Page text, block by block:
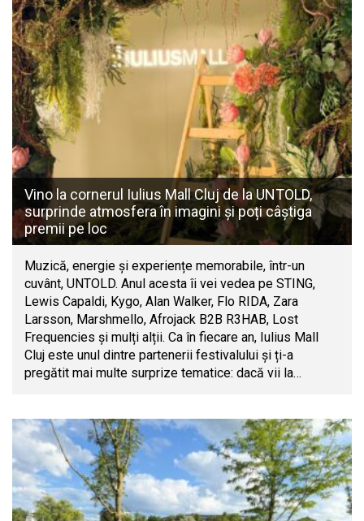
Vino la cornerul Iulius Mall Cluj de la UNTOLD,
surprinde atmosfera în imagini și poți câștiga
premii pe loc
Muzică, energie și experiențe memorabile, într-un
cuvânt, UNTOLD. Anul acesta îi vei vedea pe STING,
Lewis Capaldi, Kygo, Alan Walker, Flo RIDA, Zara
Larsson, Marshmello, Afrojack B2B R3HAB, Lost
Frequencies și mulți alții. Ca în fiecare an, Iulius Mall
Cluj este unul dintre partenerii festivalului și ți-a
pregătit mai multe surprize tematice: dacă vii la…